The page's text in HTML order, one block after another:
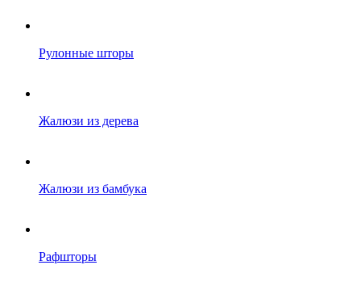
Рулонные шторы
Жалюзи из дерева
Жалюзи из бамбука
Рафшторы